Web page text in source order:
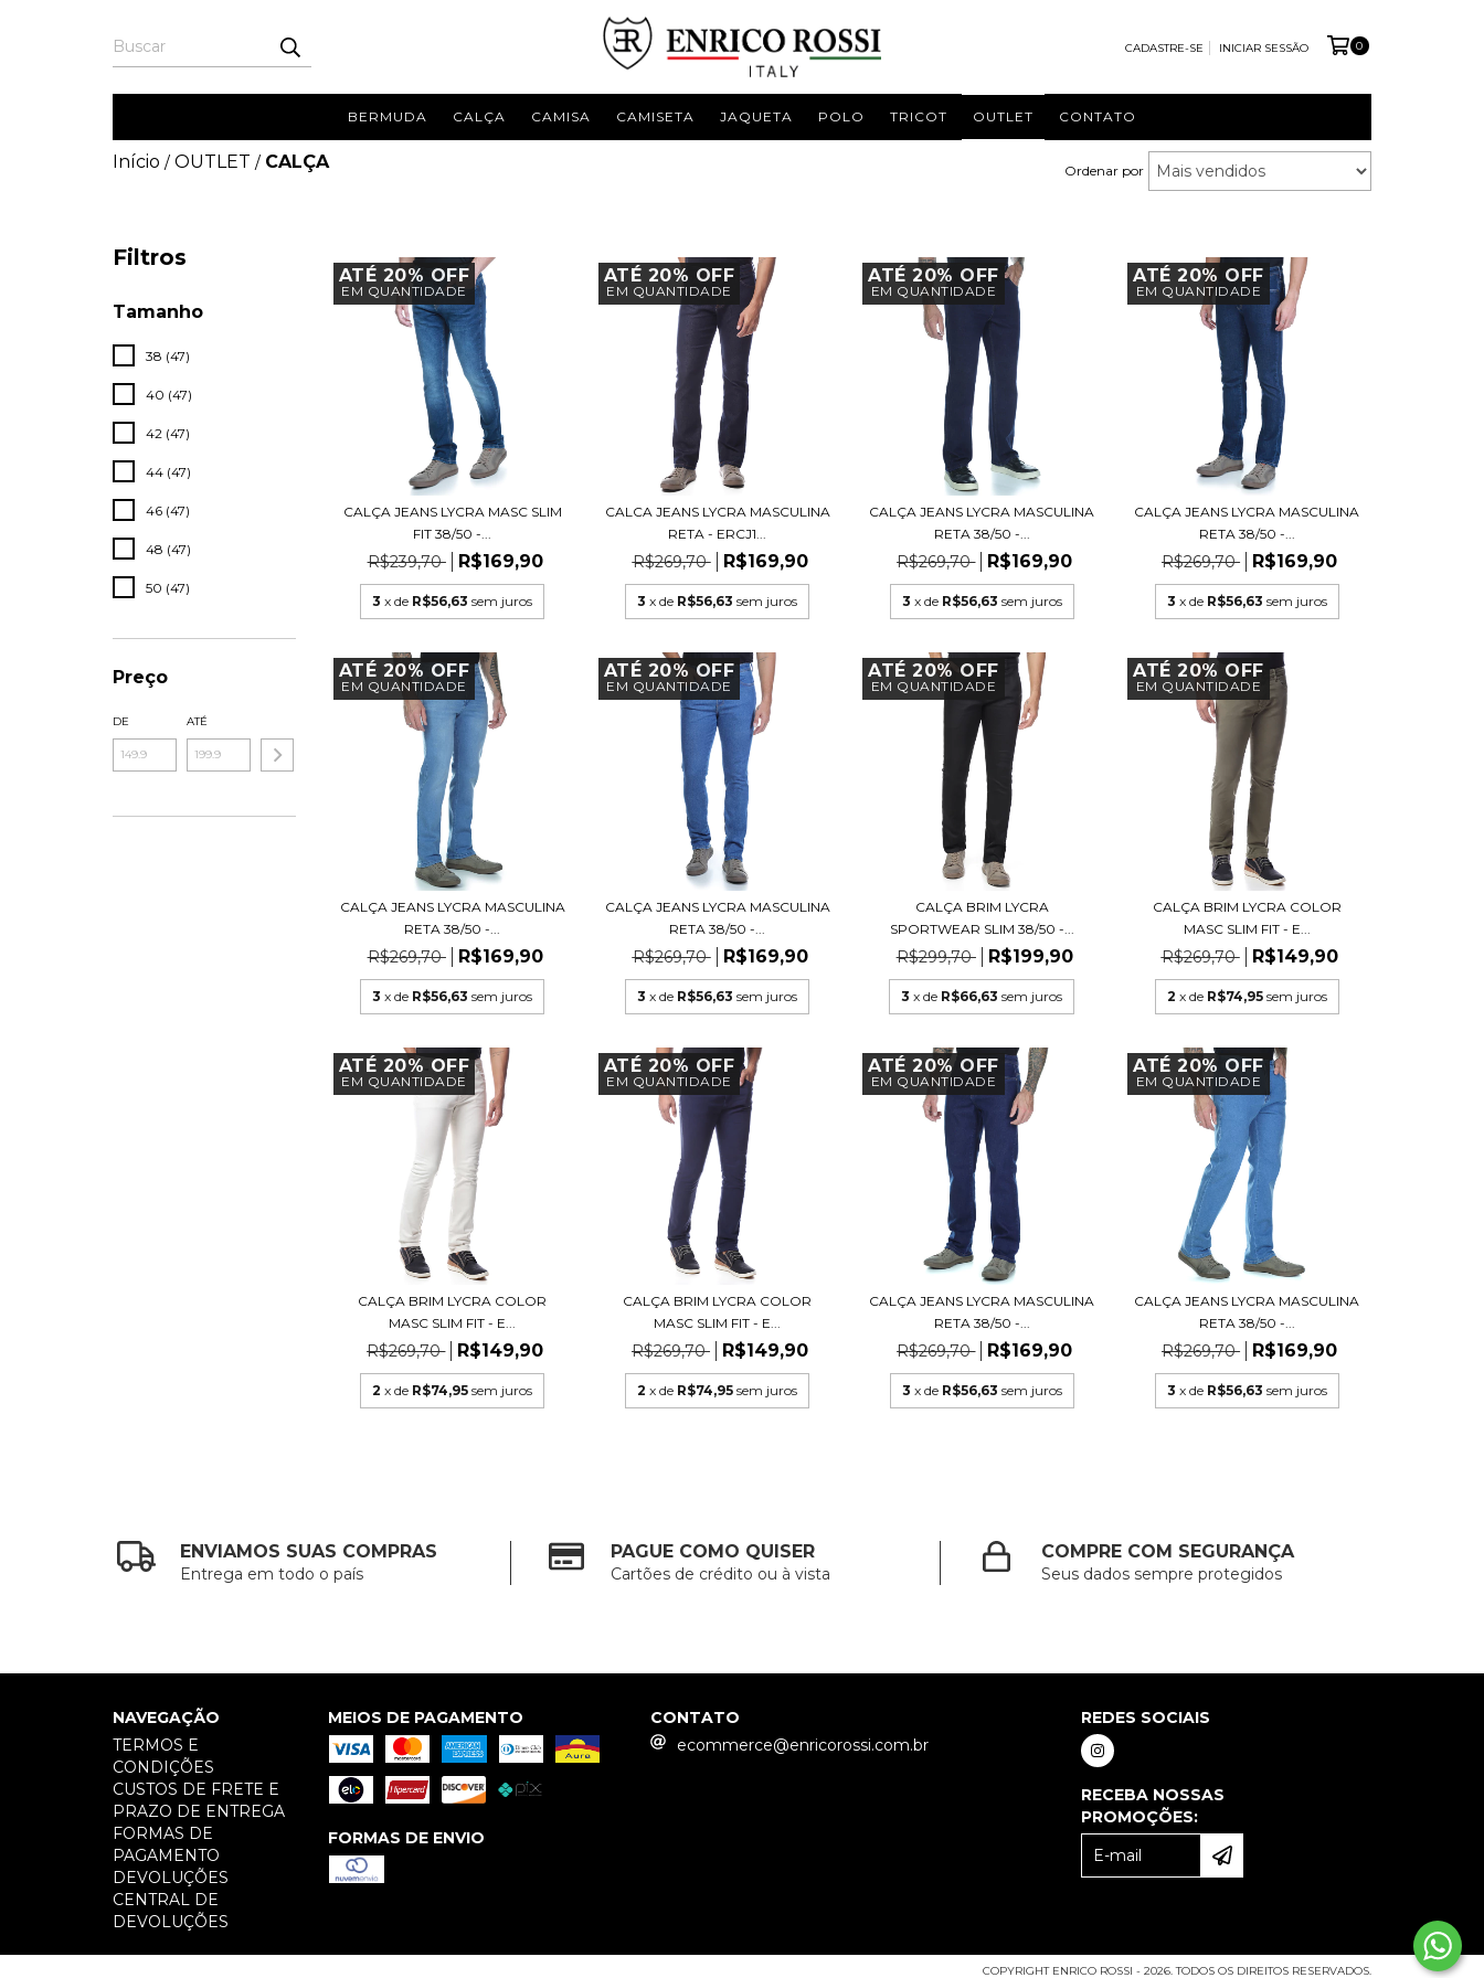
CADASTRE-SE INICIAR SESSÃO 0
BERMUDA CALÇA CAMISA CAMISETA JAQUETA POLO TRICOT OUTLET CONTATO
Início / OUTLET / CALÇA Ordenar por
Filtros
Tamanho
38 (47)
40 (47)
42 (47)
44 (47)
46 (47)
48 (47)
50 (47)
Preço
DE ATÉ
ATÉ 20% OFF
EM QUANTIDADE
CALÇA JEANS LYCRA MASC SLIM
FIT 38/50 -...
R$239,70 R$169,90
3 x de R$56,63 sem juros
ATÉ 20% OFF
EM QUANTIDADE
CALCA JEANS LYCRA MASCULINA
RETA - ERCJ1...
R$269,70 R$169,90
3 x de R$56,63 sem juros
ATÉ 20% OFF
EM QUANTIDADE
CALÇA JEANS LYCRA MASCULINA
RETA 38/50 -...
R$269,70 R$169,90
3 x de R$56,63 sem juros
ATÉ 20% OFF
EM QUANTIDADE
CALÇA JEANS LYCRA MASCULINA
RETA 38/50 -...
R$269,70 R$169,90
3 x de R$56,63 sem juros
ATÉ 20% OFF
EM QUANTIDADE
CALÇA JEANS LYCRA MASCULINA
RETA 38/50 -...
R$269,70 R$169,90
3 x de R$56,63 sem juros
ATÉ 20% OFF
EM QUANTIDADE
CALÇA JEANS LYCRA MASCULINA
RETA 38/50 -...
R$269,70 R$169,90
3 x de R$56,63 sem juros
ATÉ 20% OFF
EM QUANTIDADE
CALÇA BRIM LYCRA
SPORTWEAR SLIM 38/50 -...
R$299,70 R$199,90
3 x de R$66,63 sem juros
ATÉ 20% OFF
EM QUANTIDADE
CALÇA BRIM LYCRA COLOR
MASC SLIM FIT - E...
R$269,70 R$149,90
2 x de R$74,95 sem juros
ATÉ 20% OFF
EM QUANTIDADE
CALÇA BRIM LYCRA COLOR
MASC SLIM FIT - E...
R$269,70 R$149,90
2 x de R$74,95 sem juros
ATÉ 20% OFF
EM QUANTIDADE
CALÇA BRIM LYCRA COLOR
MASC SLIM FIT - E...
R$269,70 R$149,90
2 x de R$74,95 sem juros
ATÉ 20% OFF
EM QUANTIDADE
CALÇA JEANS LYCRA MASCULINA
RETA 38/50 -...
R$269,70 R$169,90
3 x de R$56,63 sem juros
ATÉ 20% OFF
EM QUANTIDADE
CALÇA JEANS LYCRA MASCULINA
RETA 38/50 -...
R$269,70 R$169,90
3 x de R$56,63 sem juros
ENVIAMOS SUAS COMPRAS
Entrega em todo o país
PAGUE COMO QUISER
Cartões de crédito ou à vista
COMPRE COM SEGURANÇA
Seus dados sempre protegidos
NAVEGAÇÃO
TERMOS E
CONDIÇÕES
CUSTOS DE FRETE E
PRAZO DE ENTREGA
FORMAS DE
PAGAMENTO
DEVOLUÇÕES
CENTRAL DE
DEVOLUÇÕES
MEIOS DE PAGAMENTO
FORMAS DE ENVIO
CONTATO
ecommerce@enricorossi.com.br
REDES SOCIAIS
RECEBA NOSSAS
PROMOÇÕES:
COPYRIGHT ENRICO ROSSI - 2026. TODOS OS DIREITOS RESERVADOS.